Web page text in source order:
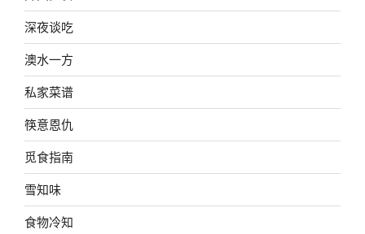
深夜谈吃
澳水一方
私家菜谱
筷意恩仇
觅食指南
雪知味
食物冷知